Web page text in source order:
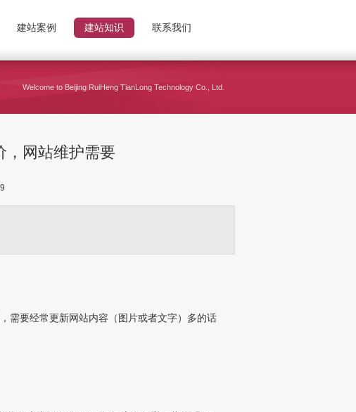
建站案例 建站知识 联系我们
Welcome to Beijing RuiHeng TianLong Technology Co., Ltd.
，网站维护需要
需要经常更新网站内容（图片或者文字）多的话